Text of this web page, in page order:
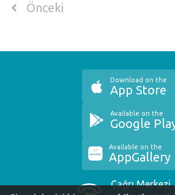
Önceki
Çağrı Merkezi
Download on the
App Store
Available on the
Google
Available on the
AppGallery